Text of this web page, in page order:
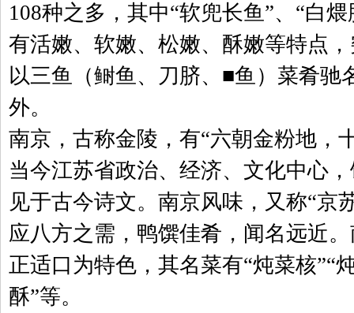
108种之多，其中“软兜长鱼”、“白
有活嫩、软嫩、松嫩、酥嫩等特点
以三鱼（鲥鱼、刀脐、■鱼）菜肴驰
外。
南京，古称金陵，有“六朝金粉地，
当今江苏省政治、经济、文化中心
见于古今诗文。南京风味，又称“京
应八方之需，鸭馔佳肴，闻名远近
正适口为特色，其名菜有“炖菜核”“
酥”等。